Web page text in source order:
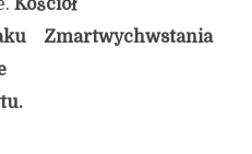
Kościół
Zmartwychwstania